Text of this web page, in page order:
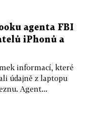
agenta FBI
iPhonů a
informací, které
údajně z laptopu
Agent...